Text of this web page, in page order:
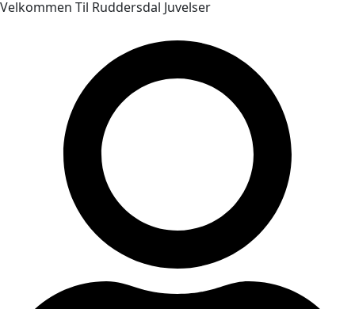
Velkommen Til Ruddersdal Juvelser